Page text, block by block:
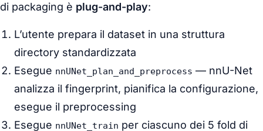
di packaging è plug-and-play:
L’utente prepara il dataset in una struttura
directory standardizzata
Esegue nnUNet_plan_and_preprocess — nnU-Net
analizza il fingerprint, pianifica la configurazione,
esegue il preprocessing
Esegue nnUNet_train per ciascuno dei 5 fold di